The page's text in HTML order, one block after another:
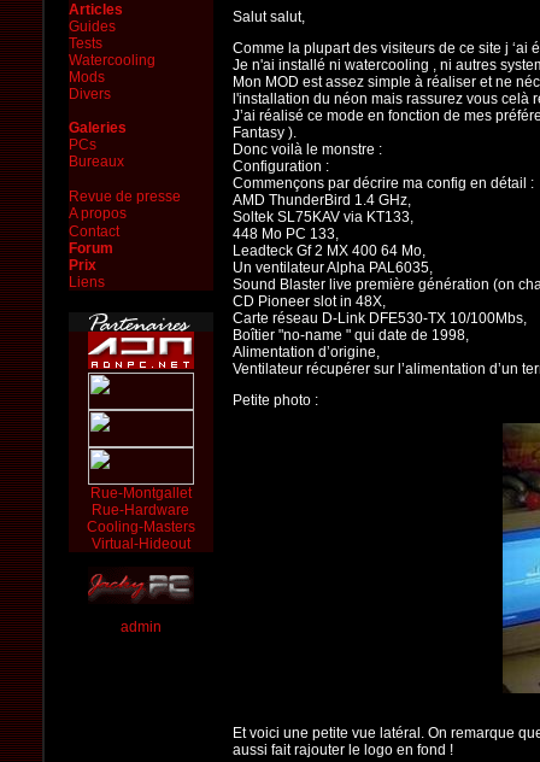
Articles
Guides
Tests
Watercooling
Mods
Divers
Galeries
PCs
Bureaux
Revue de presse
A propos
Contact
Forum
Prix
Liens
Rue-Montgallet
Rue-Hardware
Cooling-Masters
Virtual-Hideout
admin
Salut salut,
Comme la plupart des visiteurs de ce site j ‘ai
Je n'ai installé ni watercooling , ni autres
Mon MOD est assez simple à réaliser et ne
l'installation du néon mais rassurez vous celà
J’ai réalisé ce mode en fonction de mes
Fantasy ).
Donc voilà le monstre :
Configuration :
Commençons par décrire ma config en détail :
AMD ThunderBird 1.4 GHz,
Soltek SL75KAV via KT133,
448 Mo PC 133,
Leadteck Gf 2 MX 400 64 Mo,
Un ventilateur Alpha PAL6035,
Sound Blaster live première génération (on
CD Pioneer slot in 48X,
Carte réseau D-Link DFE530-TX 10/100Mbs,
Boîtier "no-name " qui date de 1998,
Alimentation d’origine,
Ventilateur récupérer sur l’alimentation d’un
Petite photo :
Et voici une petite vue latéral. On remarque
aussi fait rajouter le logo en fond !